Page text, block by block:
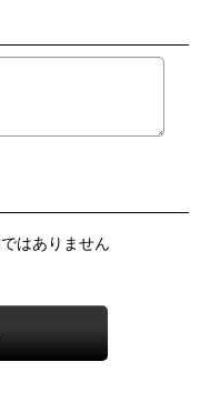
はありません